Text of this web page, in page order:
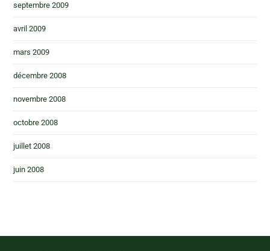
septembre 2009
avril 2009
mars 2009
décembre 2008
novembre 2008
octobre 2008
juillet 2008
juin 2008